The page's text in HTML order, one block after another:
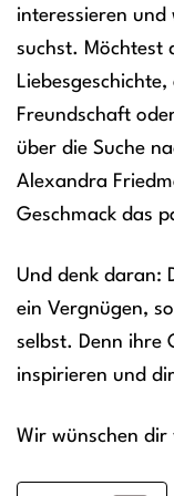
interessieren und
suchst. Möchtest
Freundschaft
über die Suche
Alexandra
Geschmack das
Und denk daran:
ein Vergnügen,
selbst. Denn ihre
inspirieren und
Wir wünschen dir